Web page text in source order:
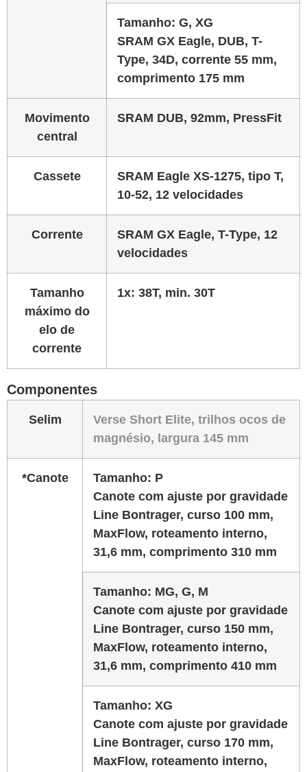
Tamanho: G, XG
SRAM GX Eagle, DUB, T-
Type, 34D, corrente 55 mm,
comprimento 175 mm
Movimento
central
SRAM DUB, 92mm, PressFit
Cassete
SRAM Eagle XS-1275, tipo T,
10-52, 12 velocidades
Corrente
SRAM GX Eagle, T-Type, 12
velocidades
Tamanho
máximo do
elo de
corrente
1x: 38T, min. 30T
Componentes
Selim
Verse Short Elite, trilhos ocos de
magnésio, largura 145 mm
*Canote Tamanho: P
Canote com ajuste por gravidade
Line Bontrager, curso 100 mm,
MaxFlow, roteamento interno,
31,6 mm, comprimento 310 mm
Tamanho: MG, G, M
Canote com ajuste por gravidade
Line Bontrager, curso 150 mm,
MaxFlow, roteamento interno,
31,6 mm, comprimento 410 mm
Tamanho: XG
Canote com ajuste por gravidade
Line Bontrager, curso 170 mm,
MaxFlow, roteamento interno,